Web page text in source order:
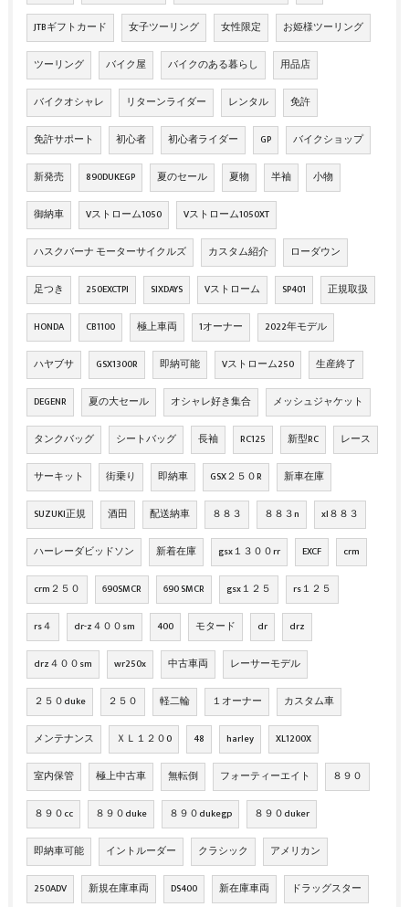
JTBギフトカード 女子ツーリング 女性限定 お姫様ツーリング
ツーリング バイク屋 バイクのある暮らし 用品店
バイクオシャレ リターンライダー レンタル 免許
免許サポート 初心者 初心者ライダー GP バイクショップ
新発売 890DUKEGP 夏のセール 夏物 半袖 小物
御納車 Vストローム1050 Vストローム1050XT
ハスクバーナ モーターサイクルズ カスタム紹介 ローダウン
足つき 250EXCTPI SIXDAYS Vストローム SP401 正規取扱
HONDA CB1100 極上車両 1オーナー 2022年モデル
ハヤブサ GSX1300R 即納可能 Vストローム250 生産終了
DEGENR 夏の大セール オシャレ好き集合 メッシュジャケット
タンクバッグ シートバッグ 長袖 RC125 新型RC レース
サーキット 街乗り 即納車 GSX２５０R 新車在庫
SUZUKI正規 酒田 配送納車 ８８３ ８８３n xl８８３
ハーレーダビッドソン 新着在庫 gsx１３００rr EXCF crm
crm２５０ 690SMCR 690 SMCR gsx１２５ rs１２５
rs４ dr-z４００sm 400 モタード dr drz
drz４００sm wr250x 中古車両 レーサーモデル
２５０duke ２５０ 軽二輪 １オーナー カスタム車
メンテナンス ＸＬ１２０0 48 harley XL1200X
室内保管 極上中古車 無転倒 フォーティーエイト ８９０
８９０cc ８９０duke ８９０dukegp ８９０duker
即納車可能 イントルーダー クラシック アメリカン
250ADV 新規在庫車両 DS400 新在庫車両 ドラッグスター